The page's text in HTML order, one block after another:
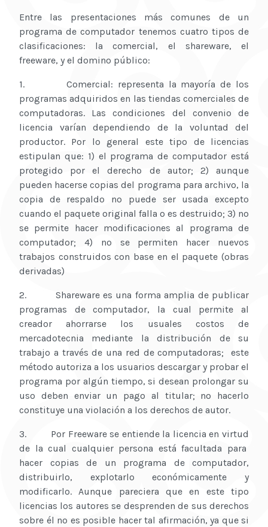
Entre las presentaciones más comunes de un
programa de computador tenemos cuatro tipos de
clasificaciones: la comercial, el shareware, el
freeware, y el domino público:
1. Comercial: representa la mayoría de los
programas adquiridos en las tiendas comerciales de
computadoras. Las condiciones del convenio de
licencia varían dependiendo de la voluntad del
productor. Por lo general este tipo de licencias
estipulan que: 1) el programa de computador está
protegido por el derecho de autor; 2) aunque
pueden hacerse copias del programa para archivo, la
copia de respaldo no puede ser usada excepto
cuando el paquete original falla o es destruido; 3) no
se permite hacer modificaciones al programa de
computador; 4) no se permiten hacer nuevos
trabajos construidos con base en el paquete (obras
derivadas)
2. Shareware es una forma amplia de publicar
programas de computador, la cual permite al
creador ahorrarse los usuales costos de
mercadotecnia mediante la distribución de su
trabajo a través de una red de computadoras; este
método autoriza a los usuarios descargar y probar el
programa por algún tiempo, si desean prolongar su
uso deben enviar un pago al titular; no hacerlo
constituye una violación a los derechos de autor.
3. Por Freeware se entiende la licencia en virtud
de la cual cualquier persona está facultada para
hacer copias de un programa de computador,
distribuirlo, explotarlo económicamente y
modificarlo. Aunque pareciera que en este tipo
licencias los autores se desprenden de sus derechos
sobre él no es posible hacer tal afirmación, ya que si